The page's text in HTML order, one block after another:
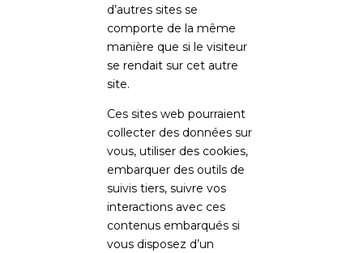
d’autres sites se
comporte de la même
manière que si le visiteur
se rendait sur cet autre
site.
Ces sites web pourraient
collecter des données sur
vous, utiliser des cookies,
embarquer des outils de
suivis tiers, suivre vos
interactions avec ces
contenus embarqués si
vous disposez d’un